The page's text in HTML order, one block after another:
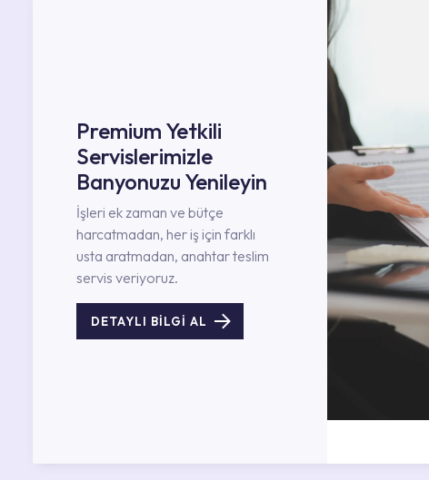
Premium Yetkili
Servislerimizle
Banyonuzu Yenileyin
İşleri ek zaman ve bütçe
harcatmadan, her iş için farklı
usta aratmadan, anahtar teslim
servis veriyoruz.
DETAYLI BİLGİ AL